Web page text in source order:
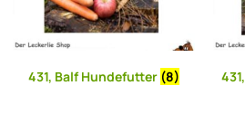
431, Balf Hundefutter (8)